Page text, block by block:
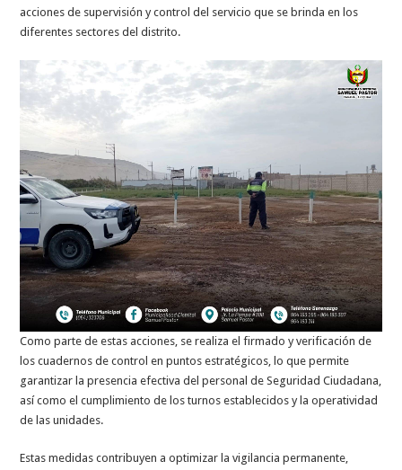
acciones de supervisión y control del servicio que se brinda en los
diferentes sectores del distrito.
Como parte de estas acciones, se realiza el firmado y verificación de
los cuadernos de control en puntos estratégicos, lo que permite
garantizar la presencia efectiva del personal de Seguridad Ciudadana,
así como el cumplimiento de los turnos establecidos y la operatividad
de las unidades.
Estas medidas contribuyen a optimizar la vigilancia permanente,